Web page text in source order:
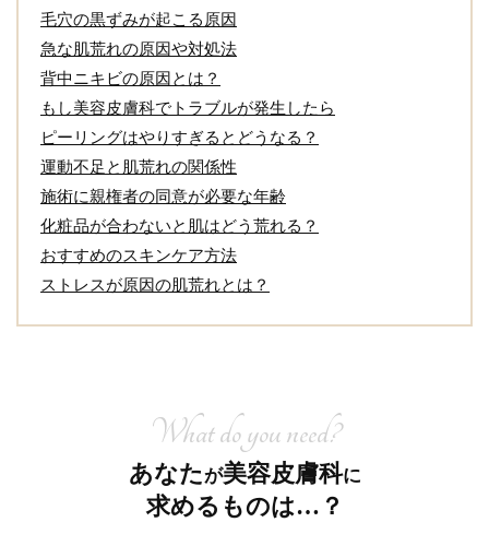
毛穴の黒ずみが起こる原因
急な肌荒れの原因や対処法
背中ニキビの原因とは？
もし美容皮膚科でトラブルが発生したら
ピーリングはやりすぎるとどうなる？
運動不足と肌荒れの関係性
施術に親権者の同意が必要な年齢
化粧品が合わないと肌はどう荒れる？
おすすめのスキンケア方法
ストレスが原因の肌荒れとは？
What do you need?
あなたが美容皮膚科に
求めるものは…？